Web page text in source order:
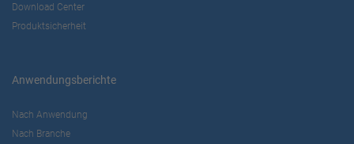
Download Center
Produktsicherheit
Anwendungsberichte
Nach Anwendung
Nach Branche